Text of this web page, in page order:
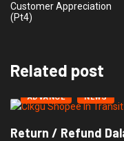
Customer Appreciation
(Pt4)
Related post
ADVANCE NEWS
Return / Refund